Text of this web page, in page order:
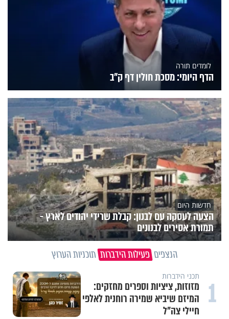
לומדים תורה
הדף היומי: מסכת חולין דף ק"ב
חדשות היום
הצעה לעסקה עם לבנון: קבלת שרידי יהודים לארץ -
תמורת אסירים לבנונים
הנצפים פעילות הידברות תוכניות הערוץ
1 תכני הידברות
מזוזות, ציציות וספרים מחזקים:
המיזם שיביא שמירה רוחנית לאלפי
חיילי צה"ל